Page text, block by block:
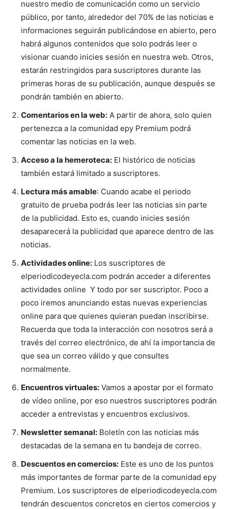
nuestro medio de comunicación como un servicio
público, por tanto, alrededor del 70% de las noticias e
informaciones seguirán publicándose en abierto, pero
habrá algunos contenidos que solo podrás leer o
visionar cuando inicies sesión en nuestra web. Otros,
estarán restringidos para suscriptores durante las
primeras horas de su publicación, aunque después se
pondrán también en abierto.
Comentarios en la web: A partir de ahora, solo quien
pertenezca a la comunidad epy Premium podrá
comentar las noticias en la web.
Acceso a la hemeroteca: El histórico de noticias
también estará limitado a suscriptores.
Lectura más amable: Cuando acabe el periodo
gratuito de prueba podrás leer las noticias sin parte
de la publicidad. Esto es, cuando inicies sesión
desaparecerá la publicidad que aparece dentro de las
noticias.
Actividades online: Los suscriptores de
elperiodicodeyecla.com podrán acceder a diferentes
actividades online Y todo por ser suscriptor. Poco a
poco iremos anunciando estas nuevas experiencias
online para que quienes quieran puedan inscribirse.
Recuerda que toda la interacción con nosotros será a
través del correo electrónico, de ahí la importancia de
que sea un correo válido y que consultes
normalmente.
Encuentros virtuales: Vamos a apostar por el formato
de vídeo online, por eso nuestros suscriptores podrán
acceder a entrevistas y encuentros exclusivos.
Newsletter semanal: Boletín con las noticias más
destacadas de la semana en tu bandeja de correo.
Descuentos en comercios: Este es uno de los puntos
más importantes de formar parte de la comunidad epy
Premium. Los suscriptores de elperiodicodeyecla.com
tendrán descuentos concretos en ciertos comercios y